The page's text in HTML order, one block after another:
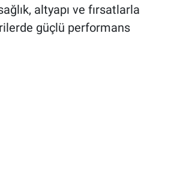
altyapı ve fırsatlarla
güçlü performans